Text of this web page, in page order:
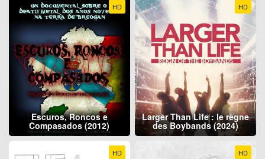
HD
Escuros, Roncos e
Compasados (2012)
HD
Larger Than Life : le règne
des Boybands (2024)
HD HD